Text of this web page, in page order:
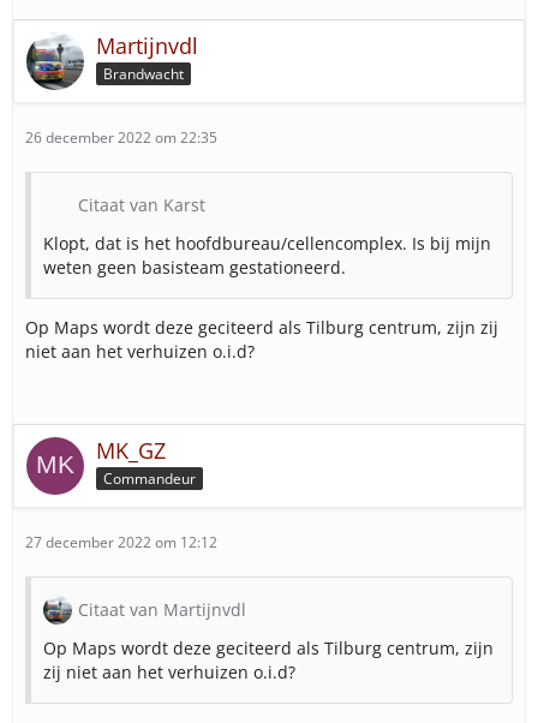
Martijnvdl
Brandwacht
26 december 2022 om 22:35
Citaat van Karst
Klopt, dat is het hoofdbureau/cellencomplex. Is bij mijn
weten geen basisteam gestationeerd.
Op Maps wordt deze geciteerd als Tilburg centrum, zijn zij
niet aan het verhuizen o.i.d?
MK_GZ
Commandeur
27 december 2022 om 12:12
Citaat van Martijnvdl
Op Maps wordt deze geciteerd als Tilburg centrum, zijn
zij niet aan het verhuizen o.i.d?